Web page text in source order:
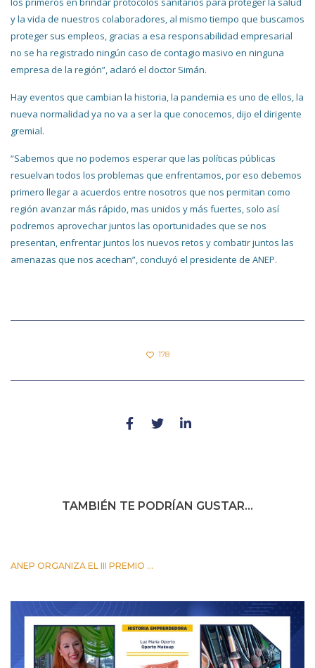
y la vida de nuestros colaboradores, al mismo tiempo que buscamos
proteger sus empleos, gracias a esa responsabilidad empresarial
no se ha registrado ningún caso de contagio masivo en ninguna
empresa de la región”, aclaró el doctor Simán.
Hay eventos que cambian la historia, la pandemia es uno de ellos, la
nueva normalidad ya no va a ser la que conocemos, dijo el dirigente
gremial.
“Sabemos que no podemos esperar que las políticas públicas
resuelvan todos los problemas que enfrentamos, por eso debemos
primero llegar a acuerdos entre nosotros que nos permitan como
región avanzar más rápido, mas unidos y más fuertes, solo así
podremos aprovechar juntos las oportunidades que se nos
presentan, enfrentar juntos los nuevos retos y combatir juntos las
amenazas que nos acechan”, concluyó el presidente de ANEP.
178
TAMBIÉN TE PODRÍAN GUSTAR...
ANEP ORGANIZA EL III PREMIO ...